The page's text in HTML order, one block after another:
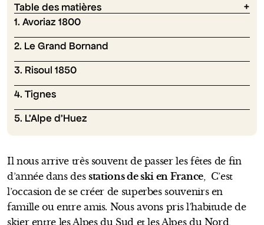
Table des matières
1. Avoriaz 1800
2. Le Grand Bornand
3. Risoul 1850
4. Tignes
5. L’Alpe d’Huez
Il nous arrive très souvent de passer les fêtes de fin
d’année dans des stations de ski en France, C’est
l’occasion de se créer de superbes souvenirs en
famille ou entre amis. Nous avons pris l’habitude de
skier entre les Alpes du Sud et les Alpes du Nord,